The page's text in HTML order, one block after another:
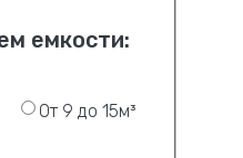
емкости:
От 9 до 15м³